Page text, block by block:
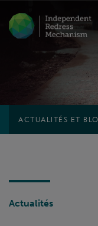
ACTUALITÉS ET
Actualités